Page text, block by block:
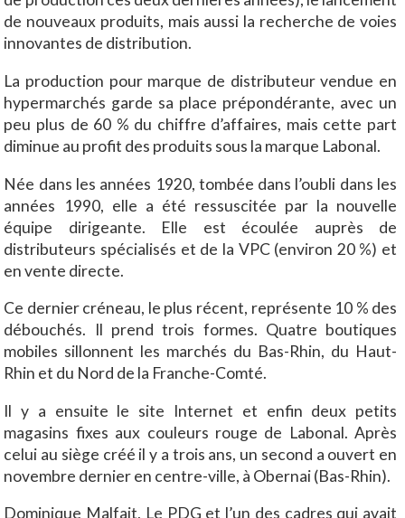
de nouveaux produits, mais aussi la recherche de voies
innovantes de distribution.
La production pour marque de distributeur vendue en
hypermarchés garde sa place prépondérante, avec un
peu plus de 60 % du chiffre d’affaires, mais cette part
diminue au profit des produits sous la marque Labonal.
Née dans les années 1920, tombée dans l’oubli dans les
années 1990, elle a été ressuscitée par la nouvelle
équipe dirigeante. Elle est écoulée auprès de
distributeurs spécialisés et de la VPC (environ 20 %) et
en vente directe.
Ce dernier créneau, le plus récent, représente 10 % des
débouchés. Il prend trois formes. Quatre boutiques
mobiles sillonnent les marchés du Bas-Rhin, du Haut-
Rhin et du Nord de la Franche-Comté.
Il y a ensuite le site Internet et enfin deux petits
magasins fixes aux couleurs rouge de Labonal. Après
celui au siège créé il y a trois ans, un second a ouvert en
novembre dernier en centre-ville, à Obernai (Bas-Rhin).
Dominique Malfait, Le PDG et l’un des cadres qui avait